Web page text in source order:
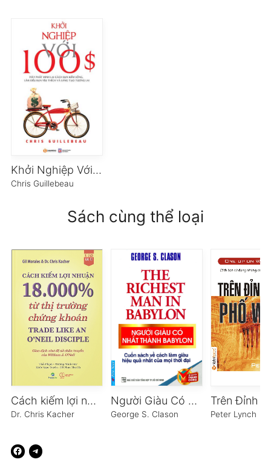
Khởi Nghiệp Với 100$
Chris Guillebeau
Sách cùng thể loại
Cách kiếm lợi nhuận 18.000% từ thị trường chứng khoán
Dr. Chris Kacher
Người Giàu Có Nhất Thành Babylon
George S. Clason Peter Lynch